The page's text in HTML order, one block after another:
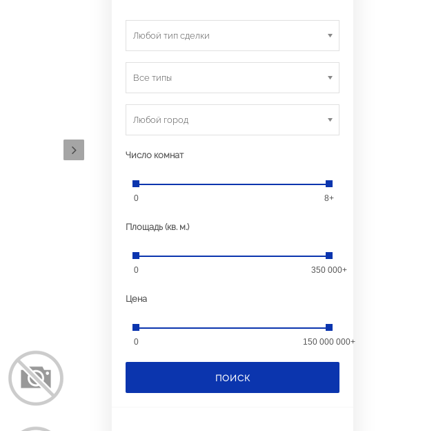
Любой тип сделки
Все типы
Любой город
Число комнат
0 8+
Площадь (кв. м.)
0 350 000+
Цена
0 150 000 000+
ПОИСК